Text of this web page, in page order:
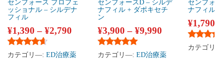
センフォース プロフェ
ッショナル – シルデナ
フィル
¥1,390 – ¥2,790
5段階中 4.47の評価
カテゴリ―: ED治療薬
センフォースD – シルデ
ナフィル + ダポキセチ
ン
¥3,900 – ¥9,990
5段階中 5.00の評価
カテゴリ―: ED治療薬
センフォ
ナフィル
¥1,790
5段階中
カテゴリ